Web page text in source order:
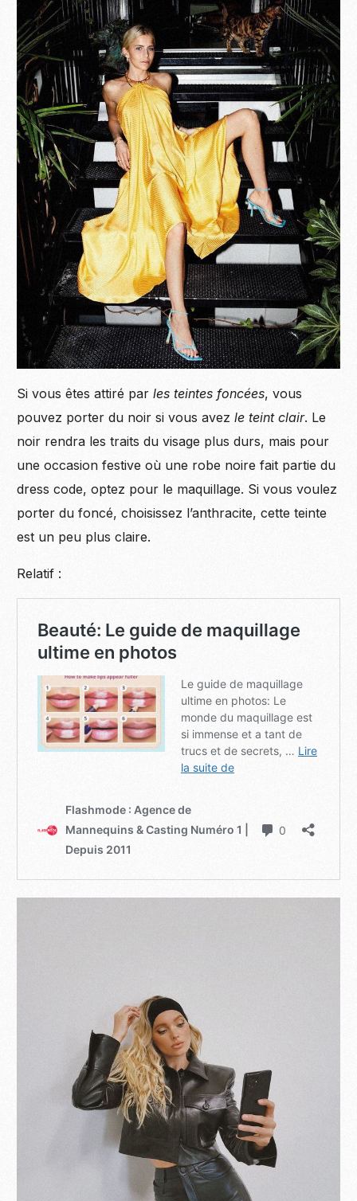
Si vous êtes attiré parles teintes foncées, vous
pouvez porter du noir si vous avez le teint clair. Le
noir rendra les traits du visage plus durs, mais pour
une occasion festive où une robe noire fait partie du
dress code, optez pour le maquillage. Si vous voulez
porter du foncé, choisissez l’anthracite, cette teinte
est un peu plus claire.
Relatif :